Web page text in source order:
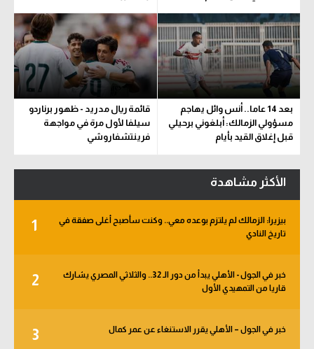
بعد 14 عاما.. أنس وائل يهاجم
مسؤولي الزمالك: أبلغوني برحيلي
قبل إغلاق القيد بأيام
قائمة ريال مدريد - ظهور برناردو
سيلفا لأول مرة في مواجهة
فرينتشفاروشي
الأكثر مشاهدة
1
بيزيرا: الزمالك لم يلتزم بوعده معي.. وكنت سأصبح أغلى صفقة في
تاريخ النادي
2
خبر في الجول - الأهلي يبدأ من دور الـ 32.. والثلاثي المصري يشارك
قاريا من التمهيدي الأول
3 خبر في الجول – الأهلي يقرر الاستنغاء عن عمر كمال